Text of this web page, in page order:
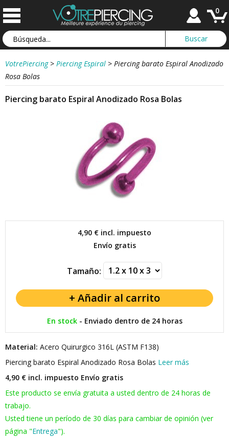
0
VotrePiercing > Piercing Espiral > Piercing barato Espiral Anodizado
Rosa Bolas
Piercing barato Espiral Anodizado Rosa Bolas
4,90 € incl. impuesto
Envío gratis
Tamaño:
En stock- Enviado dentro de 24 horas
Material: Acero Quirurgico 316L (ASTM F138)
Piercing barato Espiral Anodizado Rosa Bolas Leer más
4,90 € incl. impuesto Envío gratis
Este producto se envía gratuita a usted dentro de 24 horas de
trabajo.
Usted tiene un período de 30 días para cambiar de opinión (ver
página "Entrega").